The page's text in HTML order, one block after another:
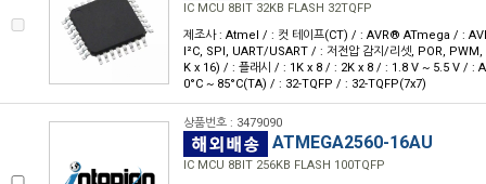
IC MCU 8BIT 32KB FLASH 32TQFP
제조사 : Atmel / : 컷 테이프(CT) / : AVR® ATmega / :
I²C, SPI, UART/USART / : 저전압 감지/리셋, POR,
K x 16) / : 플래시 / : 1K x 8 / : 2K x 8 / : 1.8 V ~ 5.5 V / :
0°C ~ 85°C(TA) / : 32-TQFP / : 32-TQFP(7x7)
상품번호 : 3479090
ATMEGA2560-16AU
IC MCU 8BIT 256KB FLASH 100TQFP